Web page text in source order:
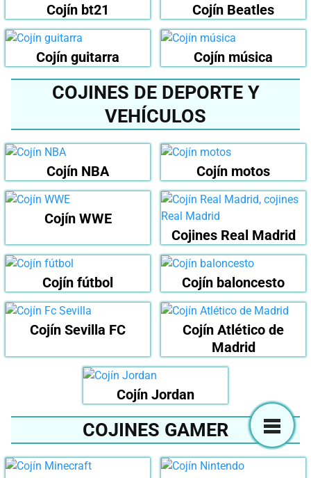
Cojín bt21 Cojín Beatles
Cojín guitarra Cojín música
COJINES DE DEPORTE Y
VEHÍCULOS
Cojín NBA Cojín motos
Cojín WWE
Cojines Real Madrid
Cojín fútbol Cojín baloncesto
Cojín Sevilla FC
Cojín Atlético de
Madrid
Cojín Jordan
COJINES GAMER